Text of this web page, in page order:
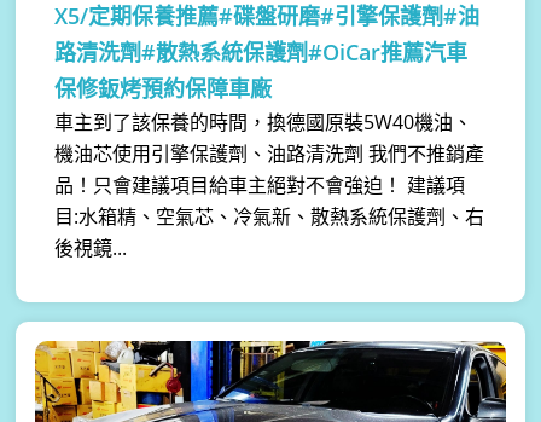
X5/定期保養推薦#碟盤研磨#引擎保護劑#油
路清洗劑#散熱系統保護劑#OiCar推薦汽車
保修鈑烤預約保障車廠
車主到了該保養的時間，換德國原裝5W40機油、
機油芯使用引擎保護劑、油路清洗劑 我們不推銷產
品！只會建議項目給車主絕對不會強迫！ 建議項
目:水箱精、空氣芯、冷氣新、散熱系統保護劑、右
後視鏡...